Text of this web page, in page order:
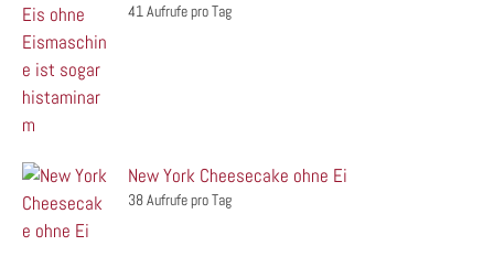
41 Aufrufe pro Tag
New York Cheesecake ohne Ei
38 Aufrufe pro Tag